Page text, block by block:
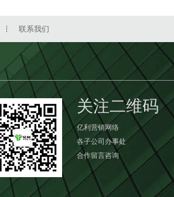
联系我们
关注二维码
亿利营销网络
各子公司办事处
合作留言咨询